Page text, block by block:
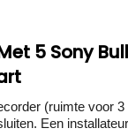
5 Sony
(ruimte voor 3
Een